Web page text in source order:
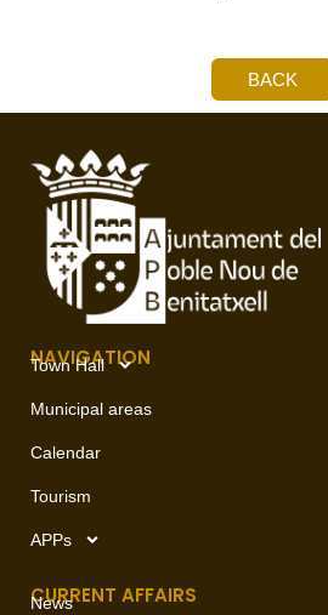
BACK
NAVIGATION
Town Hall
Municipal areas
Calendar
Tourism
APPs
CURRENT AFFAIRS
News